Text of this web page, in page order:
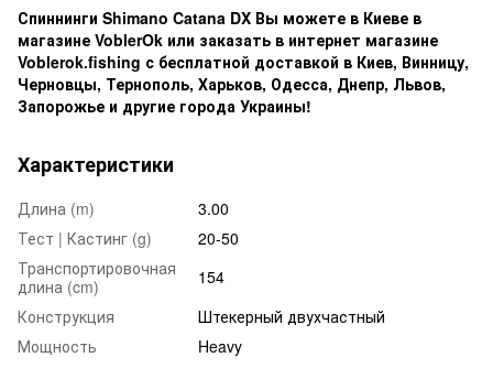
Спиннинги Shimano Catana DX Вы можете в Киеве в
магазине VoblerOk или заказать в интернет магазине
Voblerok.fishing с бесплатной доставкой в Киев, Винницу,
Черновцы, Тернополь, Харьков, Одесса, Днепр, Львов,
Запорожье и другие города Украины!
Характеристики
Длина (m)
3.00
Тест | Кастинг (g)
20-50
Транспортировочная
длина (cm)
154
Конструкция
Штекерный двухчастный
Мощность
Heavy